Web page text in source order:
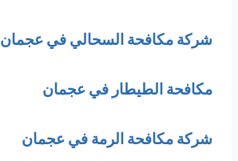
شركة مكافحة السحالي في عجمان
مكافحة الطيطار في عجمان
شركة مكافحة الرمة في عجمان